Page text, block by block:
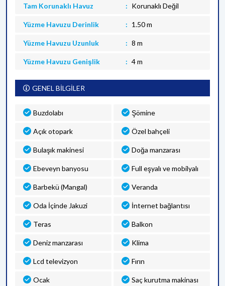
Tam Korunaklı Havuz Korunaklı Değil
Yüzme Havuzu Derinlik 1.50 m
Yüzme Havuzu Uzunluk 8 m
Yüzme Havuzu Genişlik 4 m
GENEL BİLGİLER
Buzdolabı Şömine
Açık otopark Özel bahçeli
Bulaşık makinesi Doğa manzarası
Ebeveyn banyosu Full eşyalı ve mobilyalı
Barbekü (Mangal) Veranda
Oda İçinde Jakuzi İnternet bağlantısı
Teras Balkon
Deniz manzarası Klima
Lcd televizyon Fırın
Ocak Saç kurutma makinası